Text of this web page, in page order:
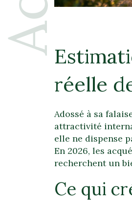
réelle
Adossé à sa
attractivité
elle ne dispense
En 2026, les
recherchent un
Ce qui